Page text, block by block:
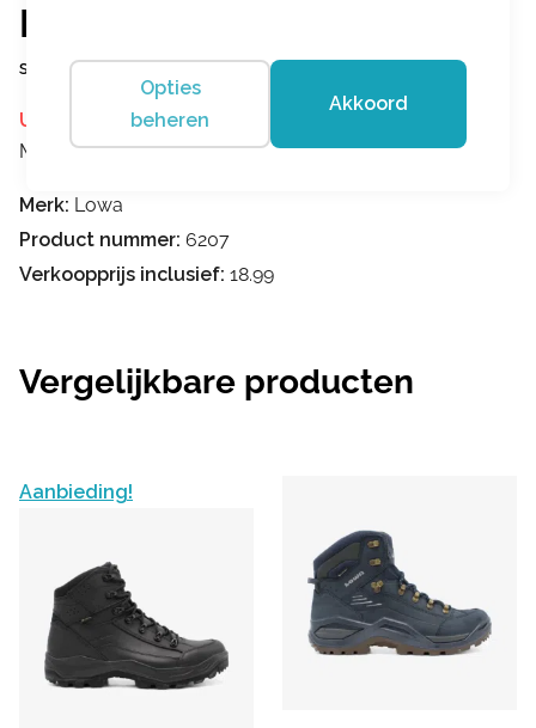
Lowa
sok IS213170-GRA
Uitverkocht
Merk:Lowa
Merk: Lowa
Product nummer: 6207
Verkoopprijs inclusief: 18.99
Vergelijkbare producten
Aanbieding!
Opties
beheren
Akkoord